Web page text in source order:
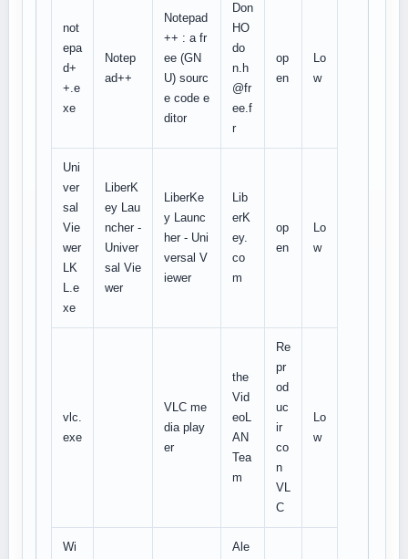
not
epa
d+
+.e
xe
Notep
ad++
Notepad
++ : a fr
ee (GN
U) sourc
e code e
ditor
Don
HO
do
n.h
@fr
ee.f
r
op
en
Lo
w
Uni
ver
sal
Vie
wer
LK
L.e
xe
LiberK
ey Lau
ncher -
Univer
sal Vie
wer
LiberKe
y Launc
her - Uni
versal V
iewer
Lib
erK
ey.
co
m
op
en
Lo
w
vlc.
exe
VLC me
dia play
er
the
Vid
eoL
AN
Tea
m
Re
pr
od
uc
ir
co
n
VL
C
Lo
w
Wi
Ale